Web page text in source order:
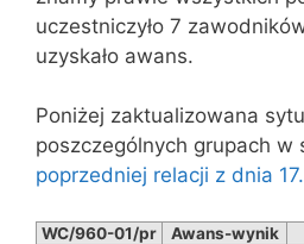
uczestniczyło 7
uzyskało awans.
Poniżej zaktualizowana
poszczególnych grupach w
poprzedniej relacji z dnia
WC/960-01/pr Awans-wynik